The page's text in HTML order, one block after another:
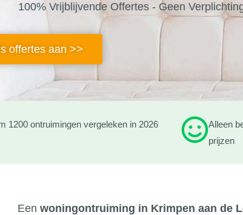
100% Vrijblijvende Offertes - Geen
offertes aan >>
1200 ontruimingen vergeleken in 2026
Alleen
prijzen
Een woningontruiming in Krimpen aan de